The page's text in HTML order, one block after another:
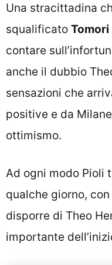
Una stracittadina
squalificato Tomori
contare
anche il dubbio
sensazioni che
positive e da
ottimismo.
Ad ogni modo Pioli
qualche giorno,
disporre di Theo
importante